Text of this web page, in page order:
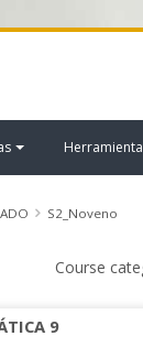
S2_Noveno
Course
9